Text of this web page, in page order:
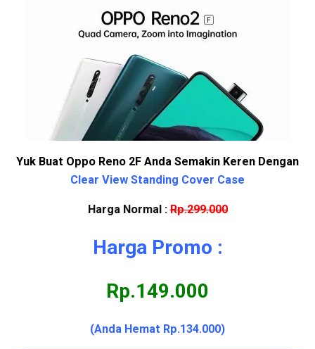
Yuk Buat Oppo Reno 2F Anda Semakin Keren Dengan
Clear View Standing Cover Case
Harga Normal :Rp.299.000
Harga Promo :
Rp.149.000
(Anda Hemat Rp.134.000)